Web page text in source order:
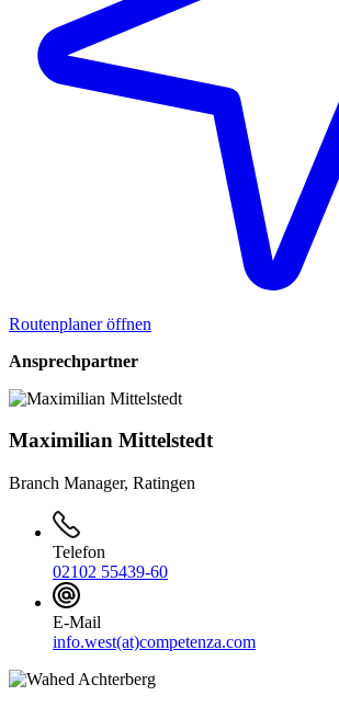
Routenplaner öffnen
Ansprechpartner
Maximilian Mittelstedt
Branch Manager, Ratingen
Telefon
02102 55439-60
E-Mail
info.west(at)competenza.com